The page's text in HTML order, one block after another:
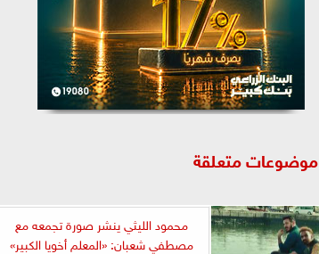
موضوعات متعلقة
محمود الليثي ينشر صورة تجمعه مع
مصطفي شعبان: «المعلم أخويا الكبير»